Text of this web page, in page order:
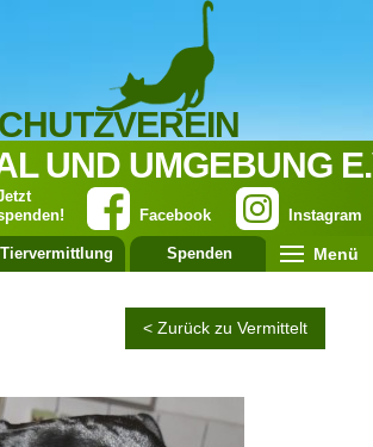
UND UMGEBUNG
Instagram
Facebook
Tiervermittlung Spenden Menü
< Zurück zu Vermittelt